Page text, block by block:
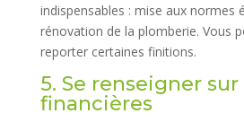
indispensables : mise aux normes
rénovation de la plomberie. Vous
reporter certaines finitions.
5. Se renseigner
financières